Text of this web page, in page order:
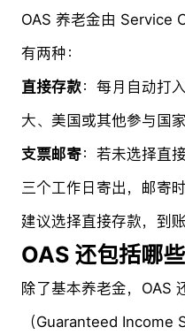
OAS 养老金由 Service
有两种：
直接存款 ：每月自动打
大、美国或其他参与国
支票邮寄：若未选择直
三个工作日寄出，邮寄
建议选择直接存款，到
OAS 还包括哪些
除了基本养老金，OAS
（Guaranteed Income